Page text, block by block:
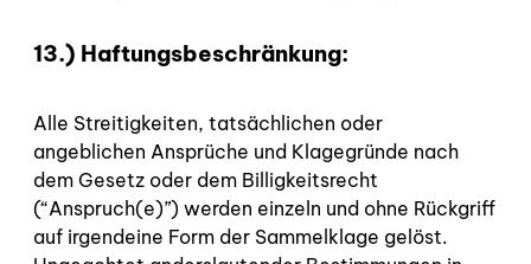
13.) Haftungsbeschränkung:
Alle Streitigkeiten, tatsächlichen oder
angeblichen Ansprüche und Klagegründe nach
dem Gesetz oder dem Billigkeitsrecht
(“Anspruch(e)”) werden einzeln und ohne Rückgriff
auf irgendeine Form der Sammelklage gelöst.